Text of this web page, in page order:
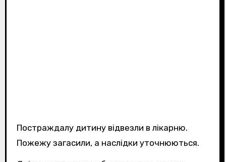
Постраждалу дитину відвезли в лікарню.
Пожежу загасили, а наслідки уточнюються.